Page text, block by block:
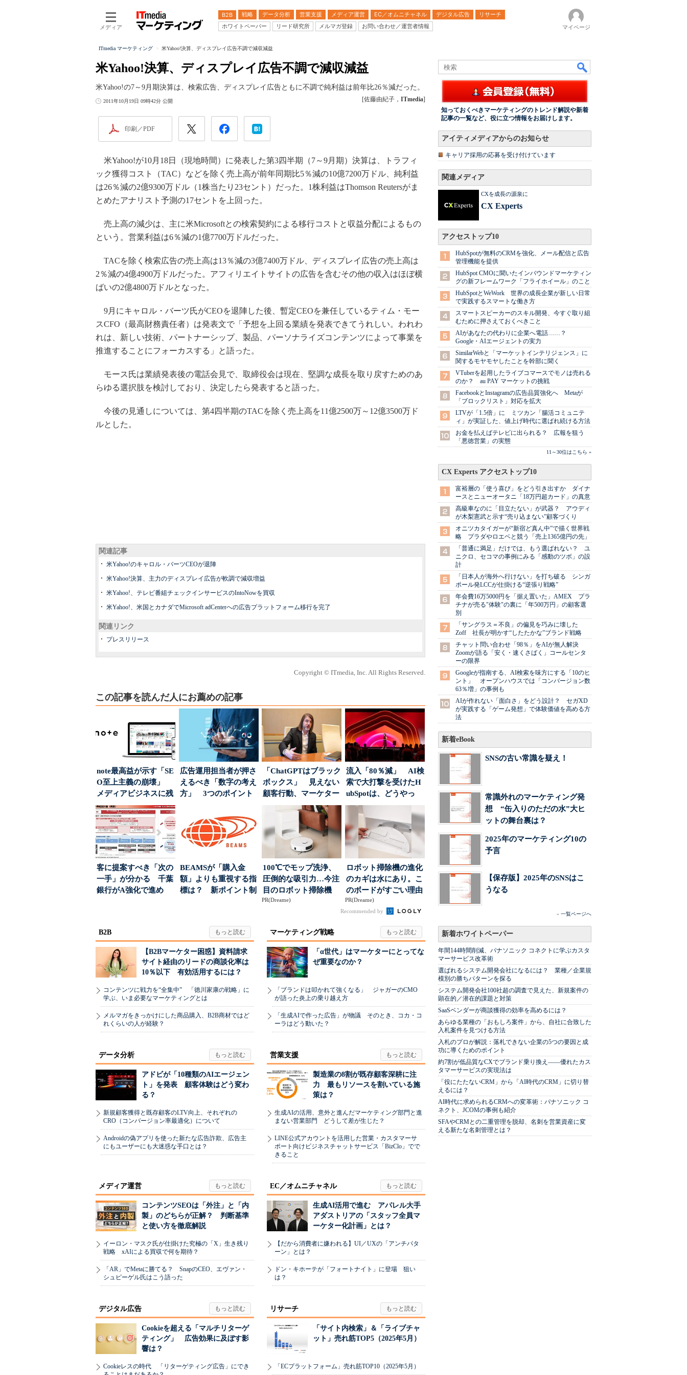
メディア
B2B 戦略 データ分析 営業支援 メディア運営 EC／オムニチャネル デジタル広告
リサーチ
ホワイトペーパー
リード研究所 メルマガ登録 お問い合わせ／運営者情報 マイページ
ITmedia マーケティング 米Yahoo!決算、ディスプレイ広告不調で減収減益
米Yahoo!決算、ディスプレイ広告不調で減収減益
米Yahoo!の7～9月期決算は、検索広告、ディスプレイ広告ともに不調で純利益は前年比26％減だった。
2011年10月19日 09時42分 公開 [佐藤由紀子， ITmedia]
印刷／PDF
米Yahoo!が10月18日（現地時間）に発表した第3四半期（7～9月期）決算は、トラフィ
ック獲得コスト（TAC）などを除く売上高が前年同期比5％減の10億7200万ドル、純利益
は26％減の2億9300万ドル（1株当たり23セント）だった。1株利益はThomson Reutersがま
とめたアナリスト予測の17セントを上回った。
売上高の減少は、主に米Microsoftとの検索契約による移行コストと収益分配によるもの
という。営業利益は6％減の1億7700万ドルだった。
TACを除く検索広告の売上高は13％減の3億7400万ドル、ディスプレイ広告の売上高は
2％減の4億4900万ドルだった。アフィリエイトサイトの広告を含むその他の収入はほぼ横
ばいの2億4800万ドルとなった。
9月にキャロル・バーツ氏がCEOを退陣した後、暫定CEOを兼任しているティム・モー
スCFO（最高財務責任者）は発表文で「予想を上回る業績を発表できてうれしい。われわ
れは、新しい技術、パートナーシップ、製品、パーソナライズコンテンツによって事業を
推進することにフォーカスする」と語った。
モース氏は業績発表後の電話会見で、取締役会は現在、堅調な成長を取り戻すためのあ
らゆる選択肢を検討しており、決定したら発表すると語った。
今後の見通しについては、第4四半期のTACを除く売上高を11億2500万～12億3500万ド
ルとした。
関連記事
米Yahoo!のキャロル・バーツCEOが退陣
米Yahoo!決算、主力のディスプレイ広告が軟調で減収増益
米Yahoo!、テレビ番組チェックインサービスのIntoNowを買収
米Yahoo!、米国とカナダでMicrosoft adCenterへの広告プラットフォーム移行を完了
関連リンク
プレスリリース
Copyright © ITmedia, Inc. All Rights Reserved.
この記事を読んだ人にお薦めの記事
note最高益が示す「SE
O至上主義の崩壊」
メディアビジネスに残
された“勝ち筋...
広告運用担当者が押さ
えるべき「数字の考え
方」 3つのポイント
「ChatGPTはブラック
ボックス」 見えない
顧客行動、マーケター
に残された打ち...
流入「80％減」 AI検
索で大打撃を受けたH
ubSpotは、どうやっ
て“未来の顧...
客に提案すべき「次の
一手」が分かる 千葉
銀行がA強化で進め
BEAMSが「購入金
額」よりも重視する指
標は？ 新ポイント制
100℃でモップ洗浄、
圧倒的な吸引力…今注
目のロボット掃除機
PR(Dreame)
ロボット掃除機の進化
のカギは水にあり。こ
のボードがすごい理由
PR(Dreame)
Recommended by
B2B
【B2Bマーケター困惑】資料請求
サイト経由のリードの商談化率は
10％以下 有効活用するには？
コンテンツに戦力を“全集中” 「徳川家康の戦略」に
学ぶ、いま必要なマーケティングとは
メルマガをきっかけにした商品購入、B2B商材ではど
れくらいの人が経験？
マーケティング戦略
「α世代」はマーケターにとってな
ぜ重要なのか？
「ブランドは叩かれて強くなる」 ジャガーのCMO
が語った炎上の乗り越え方
「生成AIで作った広告」が物議 そのとき、コカ・コ
ーラはどう動いた？
データ分析
アドビが「10種類のAIエージェン
ト」を発表 顧客体験はどう変わ
る？
新規顧客獲得と既存顧客のLTV向上、それぞれの
CRO（コンバージョン率最適化）について
Androidの偽アプリを使った新たな広告詐欺、広告主
にもユーザーにも大迷惑な手口とは？
営業支援
製造業の8割が既存顧客深耕に注
力 最もリソースを割いている施
策は？
生成AIの活用、意外と進んだマーケティング部門と進
まない営業部門 どうして差が生じた？
LINE公式アカウントを活用した営業・カスタマーサ
ポート向けビジネスチャットサービス「BizClo」でで
きること
メディア運営
コンテンツSEOは「外注」と「内
製」のどちらが正解？ 判断基準
と使い方を徹底解説
イーロン・マスク氏が仕掛けた究極の「X」生き残り
戦略 xAIによる買収で何を期待？
「AR」でMetaに勝てる？ SnapのCEO、エヴァン・
シュピーゲル氏はこう語った
EC／オムニチャネル
生成AI活用で進む アパレル大手
アダストリアの「スタッフ全員マ
ーケター化計画」とは？
【だから消費者に嫌われる】UI／UXの「アンチパタ
ーン」とは？
ドン・キホーテが「フォートナイト」に登場 狙い
は？
デジタル広告
Cookieを超える「マルチリターゲ
ティング」 広告効果に及ぼす影
響は？
Cookieレスの時代 「リターゲティング広告」にでき
リサーチ
「サイト内検索」＆「ライブチャ
ット」売れ筋TOP5（2025年5月）
「ECプラットフォーム」売れ筋TOP10（2025年5月）
知っておくべきマーケティングのトレンド解説や新着
記事の一覧など、役に立つ情報をお届けします。
アイティメディアからのお知らせ
キャリア採用の応募を受け付けています
関連メディア
CXを成長の源泉に
CX Experts
アクセストップ10
HubSpotが無料のCRMを強化、メール配信と広告
管理機能を提供
HubSpot CMOに聞いたインバウンドマーケティン
グの新フレームワーク「フライホイール」のこと
HubSpotとWeWork 世界の成長企業が新しい日常
で実践するスマートな働き方
スマートスピーカーのスキル開発、今すぐ取り組
むために押さえておくべきこと
AIがあなたの代わりに企業へ電話……？
Google・AIエージェントの実力
SimilarWebと「マーケットインテリジェンス」に
関するモヤモヤしたことを幹部に聞く
VTuberを起用したライブコマースでモノは売れる
のか？ au PAY マーケットの挑戦
FacebookとInstagramの広告品質強化へ Metaが
「ブロックリスト」対応を拡大
LTVが「1.5倍」に ミツカン「腸活コミュニテ
ィ」が実証した、値上げ時代に選ばれ続ける方法
お金を払えばテレビに出られる？ 広報を狙う
「悪徳営業」の実態
11～30位はこちら »
CX Experts アクセストップ10
富裕層の「使う喜び」をどう引き出すか ダイナ
ースとニューオータニ「18万円超カード」の真意
高級車なのに「目立たない」が武器？ アウディ
が木梨憲武と示す“売り込まない”顧客づくり
オニツカタイガーが“新宿ど真ん中”で描く世界戦
略 プラダやロエベと競う「売上1365億円の先」
「普通に満足」だけでは、もう選ばれない？ ユ
ニクロ、セコマの事例にみる「感動のツボ」の設
計
「日本人が海外へ行けない」を打ち破る シンガ
ポール発LCCが仕掛ける“逆張り戦略”
年会費16万5000円を「据え置いた」AMEX プラ
チナが売る"体験"の裏に「年500万円」の顧客選
別
「サングラス＝不良」の偏見を巧みに壊した
Zoff 社長が明かす“したたかな”ブランド戦略
チャット問い合わせ「98％」をAIが無人解決
Zoomが語る「安く・速くさばく」コールセンタ
ーの限界
Googleが指南する、AI検索を味方にする「10のヒ
ント」 オープンハウスでは「コンバージョン数
63％増」の事例も
AIが作れない「面白さ」をどう設計？ セガXD
が実践する「ゲーム発想」で体験価値を高める方
法
新着eBook
SNSの古い常識を疑え！
常識外れのマーケティング発
想 “缶入りのただの水”大ヒ
ットの舞台裏は？
2025年のマーケティング10の
予言
【保存版】2025年のSNSはこ
うなる
» 一覧ページへ
新着ホワイトペーパー
年間144時間削減、パナソニック コネクトに学ぶカスタ
マーサービス改革術
選ばれるシステム開発会社になるには？ 業種／企業規
模別の勝ちパターンを探る
システム開発会社100社超の調査で見えた、新規案件の
顕在的／潜在的課題と対策
SaaSベンダーが商談獲得の効率を高めるには？
あらゆる業種の「おもしろ案件」から、自社に合致した
入札案件を見つける方法
入札のプロが解説：落札できない企業の5つの要因と成
功に導くためのポイント
約7割が低品質なCXでブランド乗り換え――優れたカス
タマーサービスの実現法は
「役にたたないCRM」から「AI時代のCRM」に切り替
えるには？
AI時代に求められるCRMへの変革術：パナソニック コ
ネクト、JCOMの事例も紹介
SFAやCRMとの二重管理を脱却、名刺を営業資産に変
える新たな名刺管理とは？